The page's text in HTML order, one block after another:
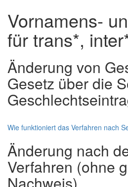
Vornamens-
für trans*,
Änderung von
Gesetz über die
Wie funktioniert das Verfahren nach
Änderung nach
Verfahren (ohne